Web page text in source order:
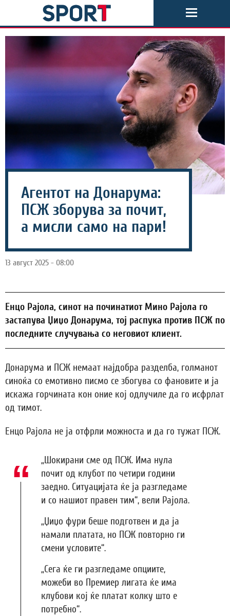
Агентот на Донарума:
ПСЖ зборува за почит,
а мисли само на пари!
13 август 2025 - 08:00
Енцо Рајола, синот на починатиот Мино Рајола го
застапува Џиџо Донарума, тој распука против ПСЖ по
последните случувања со неговиот клиент.
Донарума и ПСЖ немаат најдобра разделба, голманот
синоќа со емотивно писмо се збогува со фановите и ја
искажа горчината кон оние кој одлучиле да го исфрлат
од тимот.
Енцо Рајола не ја отфрли можноста и да го тужат ПСЖ.
„Шокирани сме од ПСЖ. Има нула
почит од клубот по четири години
заедно. Ситуацијата ќе ја разгледаме
и со нашиот правен тим“, вели Рајола.
„Џиџо фури беше подготвен и да ја
намали платата, но ПСЖ повторно ги
смени условите“.
„Сега ќе ги разгледаме опциите,
можеби во Премиер лигата ќе има
клубови кој ќе платат колку што е
потребно“.